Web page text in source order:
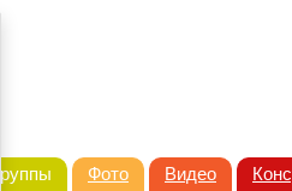
Группы Фото Видео